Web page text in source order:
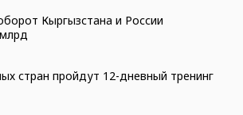
Кыргызстана и России
стран пройдут 12-дневный тренинг